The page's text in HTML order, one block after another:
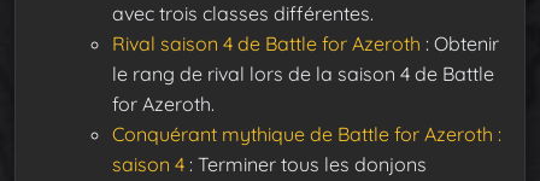
avec trois classes différentes.
Rival saison 4 de Battle for Azeroth : Obtenir
le rang de rival lors de la saison 4 de Battle
for Azeroth.
Conquérant mythique de Battle for Azeroth :
saison 4 : Terminer tous les donjons